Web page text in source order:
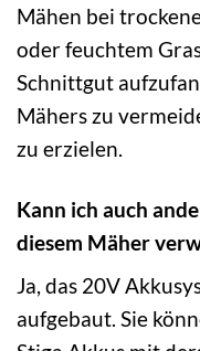
Mähen bei
oder feuchtem
Schnittgut
Mähers zu
zu erzielen.
Kann ich auch
diesem Mäher
Ja, das 20V
aufgebaut. Sie